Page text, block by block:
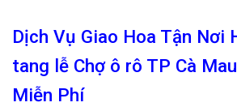
Dịch Vụ Giao Hoa Tận Nơi
tang lễ Chợ ô rô TP Cà
Miễn Phí